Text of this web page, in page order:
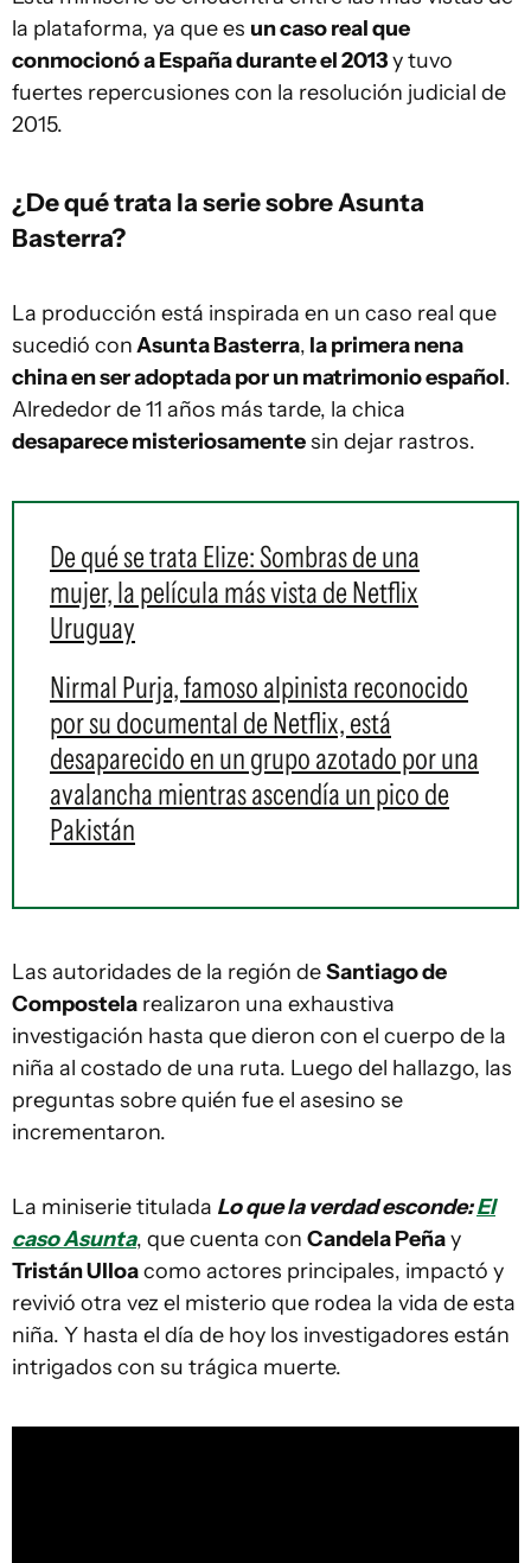
la plataforma, ya que es un caso real que
conmocionó a España durante el 2013y tuvo
fuertes repercusiones con la resolución judicial de
2015.
¿De qué trata la serie sobre Asunta
Basterra?
La producción está inspirada en un caso real que
sucedió conAsunta Basterra, la primera nena
china en ser adoptada por un matrimonio español.
Alrededor de 11 años más tarde, la chica
desaparece misteriosamentesin dejar rastros.
De qué se trata Elize: Sombras de una
mujer, la película más vista de Netflix
Uruguay
Nirmal Purja, famoso alpinista reconocido
por su documental de Netflix, está
desaparecido en un grupo azotado por una
avalancha mientras ascendía un pico de
Pakistán
Las autoridades de la región deSantiago de
Compostela realizaron una exhaustiva
investigación hasta que dieron con el cuerpo de la
niña al costado de una ruta. Luego del hallazgo, las
preguntas sobre quién fue el asesino se
incrementaron.
La miniserie titulada Lo que la verdad esconde:El
caso Asunta, que cuenta con Candela Peñay
Tristán Ulloacomo actores principales, impactó y
revivió otra vez el misterio que rodea la vida de esta
niña. Y hasta el día de hoy los investigadores están
intrigados con su trágica muerte.